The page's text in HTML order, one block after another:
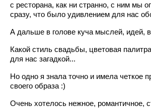
с ресторана, как ни странно, с ним мы
сразу, что было удивлением для нас
А дальше в голове куча мыслей, идей,
Какой стиль свадьбы, цветовая
для нас загадкой...
Но одно я знала точно и имела четкое
своего образа :)
Очень хотелось нежное, романтичное,